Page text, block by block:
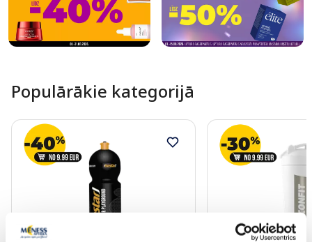
Populārākie kategorijā